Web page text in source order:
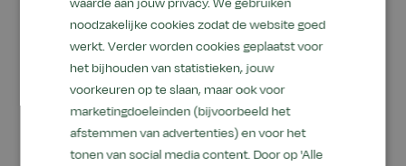
Kennis en kunde van het paard, de
paardensport en/of de paardensector;
Het vermogen om studenten/leerlingen te
inspireren en te motiveren, didactisch
inzicht;
Stelt zich open voor innovatieve
noodzakelijke cookies zodat de website goed
werkt. Verder worden cookies geplaatst voor
het bijhouden van statistieken, jouw
voorkeuren op te slaan, maar ook voor
marketingdoeleinden (bijvoorbeeld het
afstemmen van advertenties) en voor het
tonen van social media content. Door op 'Alle